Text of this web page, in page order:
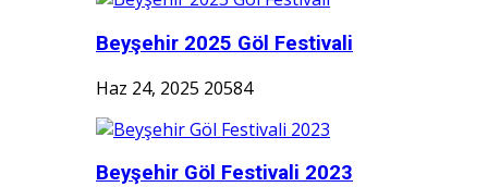
Beyşehir 2025 Göl Festivali
Haz 24, 2025 20584
Beyşehir Göl Festivali 2023